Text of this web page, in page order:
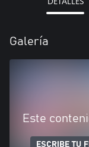
Galería
Este
ESCRIBE TU